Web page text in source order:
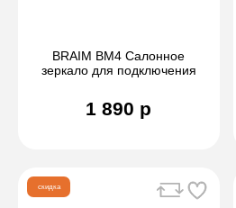
BRAIM BM4 Салонное
зеркало для подключения
1 890 р
скидка